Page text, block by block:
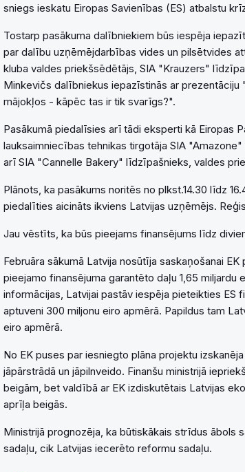
sniegs ieskatu Eiropas Savienības (ES) atbalstu
Tostarp pasākuma dalībniekiem būs iespēja
par dalību uzņēmējdarbības vides un pilsētvides
kluba valdes priekšsēdētājs, SIA "Krauzers"
Minkevičs dalībniekus iepazīstinās ar prezentāciju
mājokļos - kāpēc tas ir tik svarīgs?".
Pasākumā piedalīsies arī tādi eksperti kā Eiropas
lauksaimniecības tehnikas tirgotāja SIA
arī SIA "Cannelle Bakery" līdzīpašnieks, valdes
Plānots, ka pasākums noritēs no plkst.14.30 līdz
piedalīties aicināts ikviens Latvijas uzņēmējs.
Jau vēstīts, ka būs pieejams finansējums līdz
Februāra sākumā Latvija nosūtīja saskaņošanai
pieejamo finansējuma garantēto daļu 1,65 miljardu
informācijas, Latvijai pastāv iespēja pieteikties ES
aptuveni 300 miljonu eiro apmērā. Papildus tam
eiro apmērā.
No EK puses par iesniegto plāna projektu
jāpārstrādā un jāpilnveido. Finanšu ministrijā
beigām, bet valdībā ar EK izdiskutētais Latvijas
aprīļa beigās.
Ministrijā prognozēja, ka būtiskākais strīdus ābols
sadaļu, cik Latvijas iecerēto reformu sadaļu.